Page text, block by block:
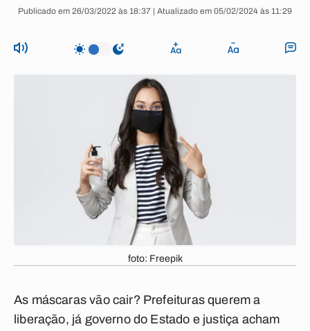
Publicado em 26/03/2022 às 18:37 | Atualizado em 05/02/2024 às 11:29
foto: Freepik
As máscaras vão cair? Prefeituras querem a
liberação, já governo do Estado e justiça acham